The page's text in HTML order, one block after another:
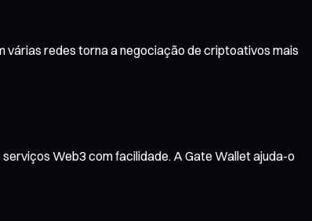
várias redes torna a negociação de criptoativos mais
Web3 com facilidade. A Gate Wallet ajuda-o